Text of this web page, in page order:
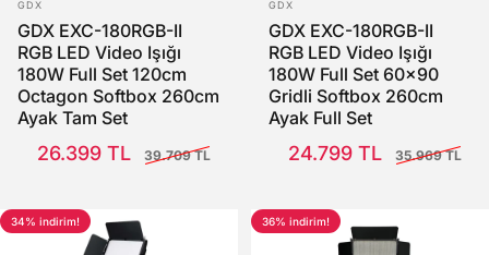
GDX
GDX EXC-180RGB-II
RGB LED Video Işığı
180W Full Set 120cm
Octagon Softbox 260cm
Ayak Tam Set
26.399 TL
39.709 TL
GDX
GDX EXC-180RGB-II
RGB LED Video Işığı
180W Full Set 60x90
Gridli Softbox 260cm
Ayak Full Set
24.799 TL
35.969 TL
34% indirim! 36% indirim!